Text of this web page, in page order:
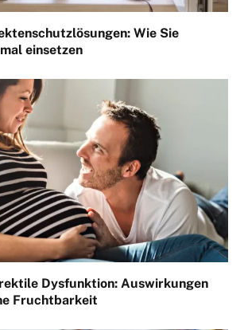
Wie Sie
einsetzen
Dysfunktion: Auswirkungen
Fruchtbarkeit